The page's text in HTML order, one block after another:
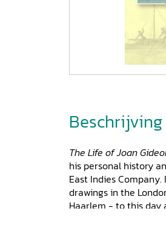
Beschrijving
The Life of Joan
his personal history
East Indies
drawings in the
Haarlem - to this
history of Sri Lanka
connoisseur and